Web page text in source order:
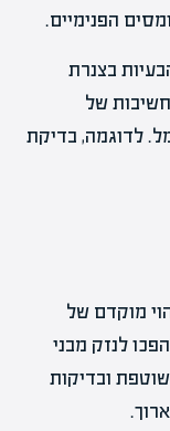
הפנימיים.
מצביעים על כך ש-40% מהבעיות בצנרת
של
לדוגמה, בדיקת
מוקדם של
לנזק מבני
ובדיקות